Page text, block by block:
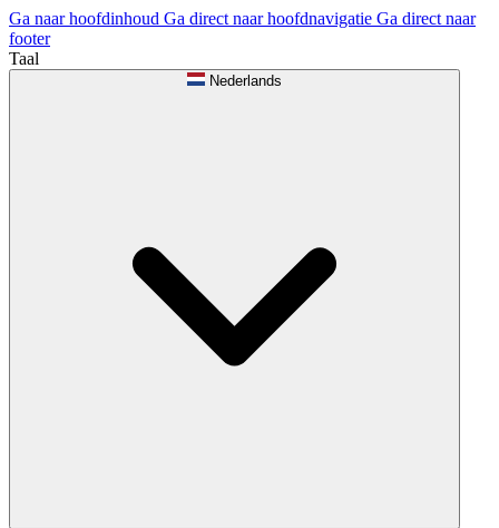
Ga naar hoofdinhoud Ga direct naar hoofdnavigatie Ga direct naar
footer
Taal
Nederlands